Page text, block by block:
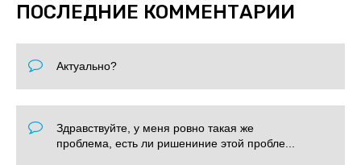
ПОСЛЕДНИЕ КОММЕНТАРИИ
Актуально?
Здравствуйте, у меня ровно такая же
проблема, есть ли ришениние этой пробле...